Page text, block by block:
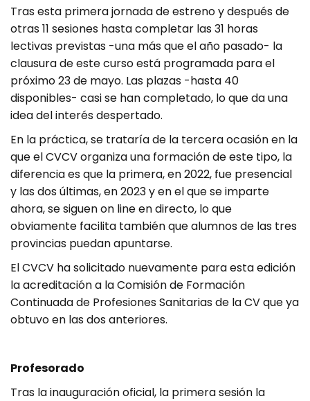
Tras esta primera jornada de estreno y después de
otras 11 sesiones hasta completar las 31 horas
lectivas previstas -una más que el año pasado- la
clausura de este curso está programada para el
próximo 23 de mayo. Las plazas -hasta 40
disponibles- casi se han completado, lo que da una
idea del interés despertado.
En la práctica, se trataría de la tercera ocasión en la
que el CVCV organiza una formación de este tipo, la
diferencia es que la primera, en 2022, fue presencial
y las dos últimas, en 2023 y en el que se imparte
ahora, se siguen on line en directo, lo que
obviamente facilita también que alumnos de las tres
provincias puedan apuntarse.
El CVCV ha solicitado nuevamente para esta edición
la acreditación a la Comisión de Formación
Continuada de Profesiones Sanitarias de la CV que ya
obtuvo en las dos anteriores.
Profesorado
Tras la inauguración oficial, la primera sesión la